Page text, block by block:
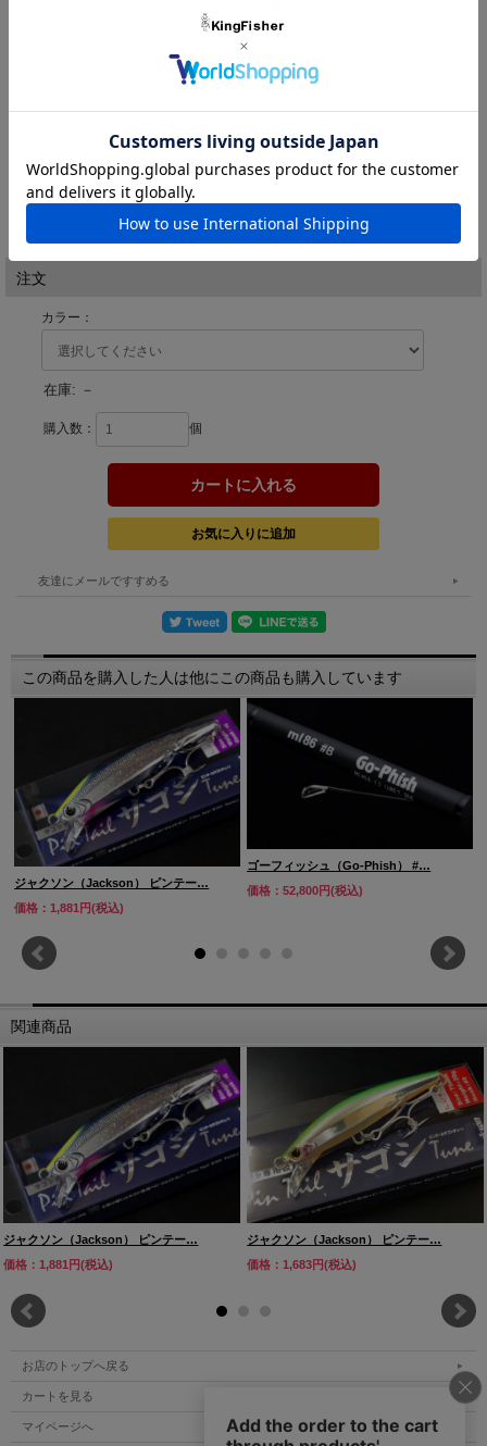
ェイトミノー「ＰｉｎＴａｉｌ サゴシ Ｔｕｎｅ」がここに完
持たず、上下運動が苦手な魚。その為、縦方向のアクションに対しては
上手く追従しきれずミスバイトが多発し、結果ラインブレイクが多発し
てしまうと推測されます。その為、一定レンジの横の動きでリアクショ
ンバイトを誘発出来るＰｉｎＴａｉｌ サゴシ Ｔｕｎｅは、対サゴシ
専用ルアーとして理に適っているのです。そして、「手軽」と言う観点
からも、幅広いタックルで扱え、キャストからリトリーブに至るまで一
mm、２８g」に設定。強度面を考慮した貫通ワイヤーを採用し、仮に
す。サゴシの習性・捕食方法を徹底的に研究し、ジャクソンが培ってき
たヘビーウェイトミノーのノウハウを融合させた「ＰｉｎＴａｉｌ サ
ゴシ Ｔｕｎｅ」は唯一無二にして、究極のサゴシ専用ルアーなので
す。
1,782円(税込)
注文
カラー：
在庫: －
購入数： 個
友達にメールですすめる
この商品を購入した人は他にこの商品も購入しています
ジャクソン（Jackson） ピンテー…
価格：1,881円(税込)
ゴーフィッシュ（Go-Phish） #…
価格：52,800円(税込)
関連商品
ジャクソン（Jackson） ピンテー…
価格：1,881円(税込)
ジャクソン（Jackson） ピンテー…
価格：1,683円(税込)
お店のトップへ戻る
カートを見る
マイページへ